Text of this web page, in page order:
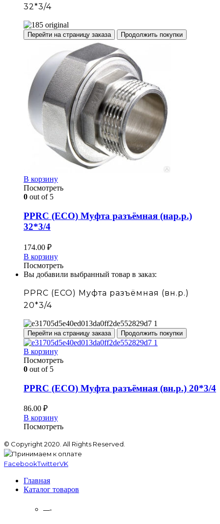
32*3/4
Перейти на страницу заказа Продолжить покупки
В корзину
Посмотреть
0 out of 5
PPRC (ECO) Муфта разъёмная (нар.р.)
32*3/4
174.00 ₽
В корзину
Посмотреть
Вы добавили выбранный товар в заказ:
PPRC (ECO) Муфта разъёмная (вн.р.)
20*3/4
Перейти на страницу заказа Продолжить покупки
В корзину
Посмотреть
0 out of 5
PPRC (ECO) Муфта разъёмная (вн.р.) 20*3/4
86.00 ₽
В корзину
Посмотреть
© Copyright 2020. All Rights Reserved.
FacebookTwitterVK
Главная
Каталог товаров
—-